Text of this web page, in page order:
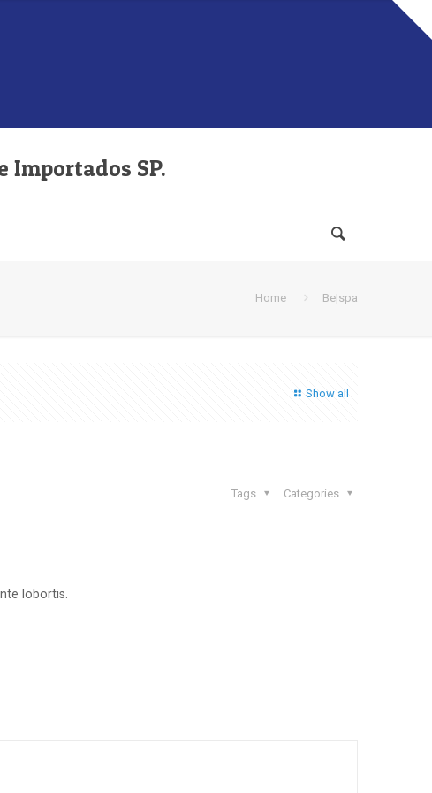
Importados SP.
Home Be|spa
Show all
Categories
Tags
lobortis.